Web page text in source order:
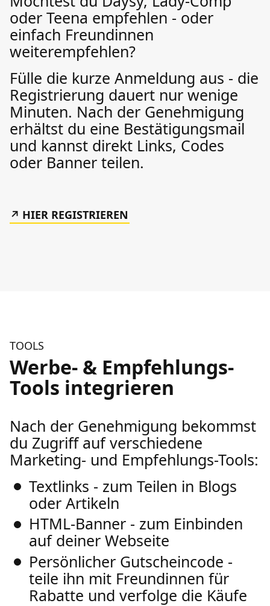
oder Teena empfehlen - oder
einfach Freundinnen
weiterempfehlen?
Fülle die kurze Anmeldung aus - die
Registrierung dauert nur wenige
Minuten. Nach der Genehmigung
erhältst du eine Bestätigungsmail
und kannst direkt Links, Codes
oder Banner teilen.
HIER REGISTRIEREN
TOOLS
Werbe- & Empfehlungs-
Tools integrieren
Nach der Genehmigung bekommst
du Zugriff auf verschiedene
Marketing- und Empfehlungs-Tools:
Textlinks - zum Teilen in Blogs
oder Artikeln
HTML-Banner - zum Einbinden
auf deiner Webseite
Persönlicher Gutscheincode -
teile ihn mit Freundinnen für
Rabatte und verfolge die Käufe